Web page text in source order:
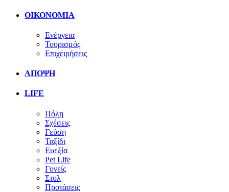
ΟΙΚΟΝΟΜΙΑ
Ενέργεια
Τουρισμός
Επιχειρήσεις
ΑΠΟΨΗ
LIFE
Πόλη
Σχέσεις
Γεύση
Ταξίδι
Ευεξία
Pet Life
Γονείς
Στυλ
Προτάσεις